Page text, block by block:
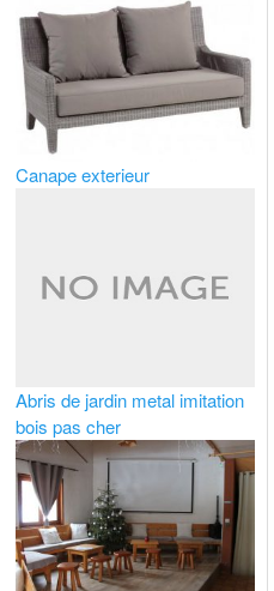
Canape exterieur
Abris de jardin metal imitation
bois pas cher